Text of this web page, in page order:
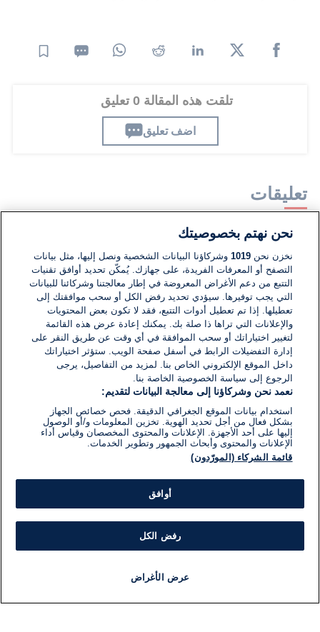
تلقت هذه المقالة 0 تعليق
اضف تعليق
تعليقات
لا توجد تعليقات مكتوبة حتى الآن. كن الأول!
اكتب تعليقًا جديدًا ...
نحن نهتم بخصوصيتك
نخزن نحن1019 وشركاؤنا البيانات الشخصية ونصل إليها، مثل بيانات
التصفح أو المعرفات الفريدة، على جهازك. يُمكّن تحديد أوافق تقنيات
التتبع من دعم الأغراض المعروضة في إطار معالجتنا وشركائنا للبيانات
التي يجب توفيرها. سيؤدي تحديد رفض الكل أو سحب موافقتك إلى
تعطيلها. إذا تم تعطيل أدوات التتبع، فقد لا تكون بعض المحتويات
والإعلانات التي تراها ذا صلة بك. يمكنك إعادة عرض هذه القائمة
لتغيير اختياراتك أو سحب الموافقة في أي وقت عن طريق النقر على
إدارة التفضيلات الرابط في أسفل صفحة الويب. ستؤثر اختياراتك
داخل الموقع الإلكتروني الخاص بنا. لمزيد من التفاصيل، يرجى
الرجوع إلى سياسة الخصوصية الخاصة بنا.
نعمد نحن وشركاؤنا إلى معالجة البيانات لتقديم:
استخدام بيانات الموقع الجغرافي الدقيقة. فحص خصائص الجهاز
بشكل فعال من أجل تحديد الهوية. تخزين المعلومات و/أو الوصول
إليها على أحد الأجهزة. الإعلانات والمحتوى المخصصان وقياس أداء
الإعلانات والمحتوى وأبحاث الجمهور وتطوير الخدمات.
قائمة الشركاء (المورّدون)
أوافق
رفض الكل
عرض الأغراض